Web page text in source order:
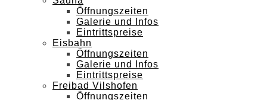
Öffnungszeiten
Galerie und Infos
Eintrittspreise
Eisbahn
Öffnungszeiten
Galerie und Infos
Eintrittspreise
Freibad Vilshofen
Öffnungszeiten